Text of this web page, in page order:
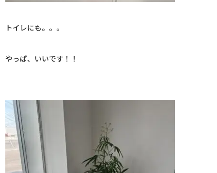
トイレにも。。。
やっぱ、いいです！！